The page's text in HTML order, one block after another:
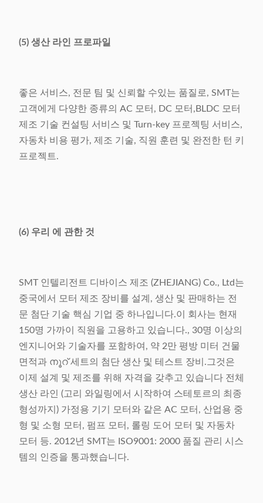
(5) 생산 라인 프로파일
좋은 서비스, 전문 팀 및 신뢰할 수있는 품질로, SMT는
고객에게 다양한 종류의 AC 모터, DC 모터,BLDC 모터
제조 기술 컨설팅 서비스 및 Turn-key 프로젝팅 서비스,
자동차 비용 평가, 제조 기술, 직원 훈련 및 완전한 턴 키
프로젝트.
(6) 우리 에 관한 것
SMT 인텔리전트 디바이스 제조 (ZHEJIANG) Co., Ltd는
중국에서 모터 제조 장비를 설계, 생산 및 판매하는 전
문 첨단 기술 핵심 기업 중 하나입니다.이 회사는 현재
150명 가까이 직원을 고용하고 있습니다., 30명 이상의
엔지니어와 기술자를 포함하여, 약 2만 평방 미터 건물
면적과 നൂറ് 세트의 첨단 생산 및 테스트 장비.그것은
이제 설계 및 제조를 위해 자격을 갖추고 있습니다 전체
생산 라인 (고리 와일링에서 시작하여 스테토르의 최종
형성까지) 가정용 기기 모터와 같은 AC 모터, 산업용 중
형 및 소형 모터, 펌프 모터, 롤링 도어 모터 및 자동차
모터 등. 2012년 SMT는 ISO9001: 2000 품질 관리 시스
템의 인증을 통과했습니다.